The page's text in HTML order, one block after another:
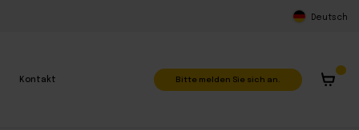
Kontakt
Deutsch
Bitte melden Sie sich an.